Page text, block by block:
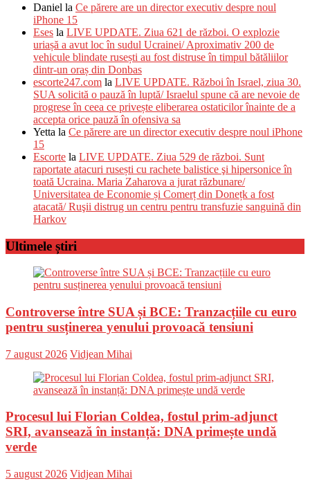
Daniel la Ce părere are un director executiv despre noul
iPhone 15
Eses la LIVE UPDATE. Ziua 621 de război. O explozie
uriașă a avut loc în sudul Ucrainei/ Aproximativ 200 de
vehicule blindate rusești au fost distruse în timpul bătăliilor
dintr-un oraș din Donbas
escorte247.com la LIVE UPDATE. Război în Israel, ziua 30.
SUA solicită o pauză în luptă/ Israelul spune că are nevoie de
progrese în ceea ce privește eliberarea ostaticilor înainte de a
accepta orice pauză în ofensiva sa
Yetta la Ce părere are un director executiv despre noul iPhone
15
Escorte la LIVE UPDATE. Ziua 529 de război. Sunt
raportate atacuri rusești cu rachete balistice şi hipersonice în
toată Ucraina. Maria Zaharova a jurat răzbunare/
Universitatea de Economie și Comerț din Donețk a fost
atacată/ Ruşii distrug un centru pentru transfuzie sanguină din
Harkov
Ultimele știri
Controverse între SUA și BCE: Tranzacțiile cu euro
pentru susținerea yenului provoacă tensiuni
Posted
7 august 2026 Author
Vidjean Mihai
Procesul lui Florian Coldea, fostul prim-adjunct
SRI, avansează în instanță: DNA primește undă
verde
Posted
5 august 2026 Author
Vidjean Mihai